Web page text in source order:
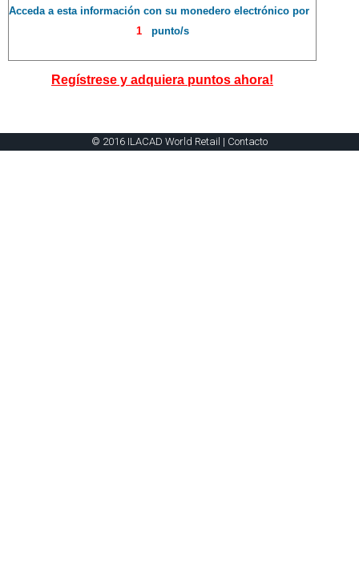
Acceda a esta información con su monedero electrónico por
1
punto/s
Regístrese y adquiera puntos ahora!
© 2016 ILACAD World Retail | Contacto